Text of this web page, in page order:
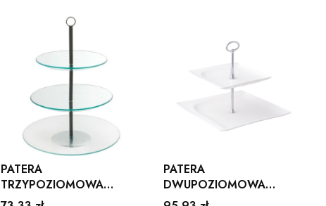
PATERA
TRZYPOZIOMOWA
SZKLANA 30 cm LEILA NA
PATERA
DWUPOZIOMOWA
MONACO 25,5 X 25,5